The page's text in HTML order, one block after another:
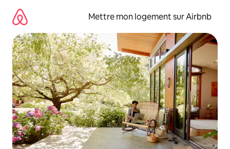
directement
contenu
Mettre mon logement sur Airbnb